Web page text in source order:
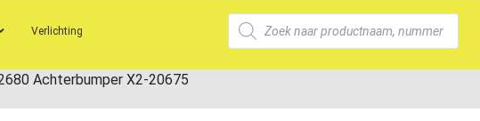
Verlichting
Achterbumper X2-20675